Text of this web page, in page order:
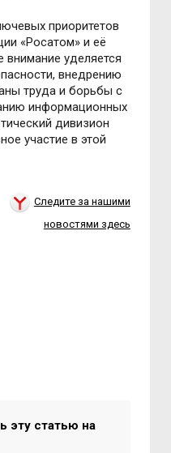
приоритетов
«Росатом» и её
внимание уделяется
внедрению
труда и борьбы с
информационных
дивизион
участие в этой
Следите за нашими
новостями здесь
эту статью на